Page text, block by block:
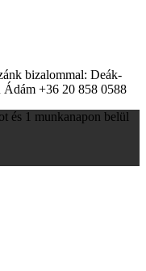
bizalommal: Deák-
+36 20 858 0588
és 1 munkanapon belül